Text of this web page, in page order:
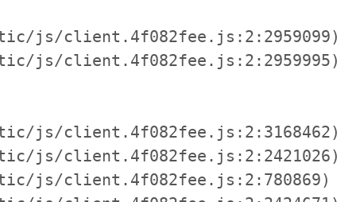
js/client.4f082fee.js:2:2959099)
js/client.4f082fee.js:2:2959995)
js/client.4f082fee.js:2:3168462)
js/client.4f082fee.js:2:2421026)
js/client.4f082fee.js:2:780869)